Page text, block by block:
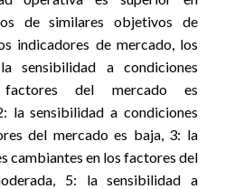
de similares objetivos de
indicadores de mercado, los
sensibilidad a condiciones
del mercado es
la sensibilidad a condiciones
del mercado es baja, 3: la
cambiantes en los factores del
5: la sensibilidad a